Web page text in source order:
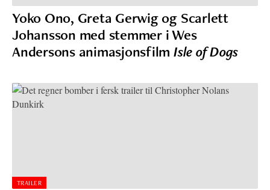
Yoko Ono, Greta Gerwig og Scarlett
Johansson med stemmer i Wes
Andersons animasjonsfilm Isle of Dogs
TRAILER